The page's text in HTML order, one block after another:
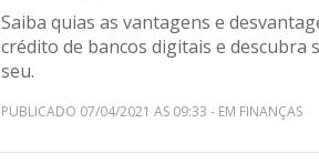
Saiba quias as vantagens e
crédito de bancos digitais e descubra
seu.
PUBLICADO 07/04/2021 AS 09:33 - EM FINANÇAS